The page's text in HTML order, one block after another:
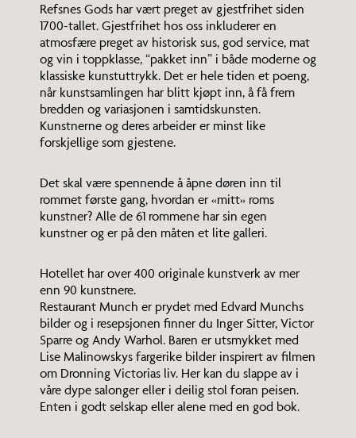
Refsnes Gods har vært preget av gjestfrihet siden
1700-tallet. Gjestfrihet hos oss inkluderer en
atmosfære preget av historisk sus, god service, mat
og vin i toppklasse, “pakket inn” i både moderne og
klassiske kunstuttrykk. Det er hele tiden et poeng,
når kunstsamlingen har blitt kjøpt inn, å få frem
bredden og variasjonen i samtidskunsten.
Kunstnerne og deres arbeider er minst like
forskjellige som gjestene.
Det skal være spennende å åpne døren inn til
rommet første gang, hvordan er «mitt» roms
kunstner? Alle de 61 rommene har sin egen
kunstner og er på den måten et lite galleri.
Hotellet har over 400 originale kunstverk av mer
enn 90 kunstnere.
Restaurant Munch er prydet med Edvard Munchs
bilder og i resepsjonen finner du Inger Sitter, Victor
Sparre og Andy Warhol. Baren er utsmykket med
Lise Malinowskys fargerike bilder inspirert av filmen
om Dronning Victorias liv. Her kan du slappe av i
våre dype salonger eller i deilig stol foran peisen.
Enten i godt selskap eller alene med en god bok.